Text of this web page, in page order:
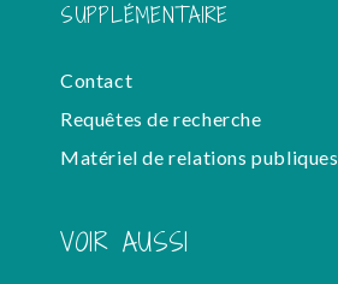
SUPPLÉMENTAIRE
Contact
Requêtes de recherche
Matériel de relations publiques
VOIR AUSSI